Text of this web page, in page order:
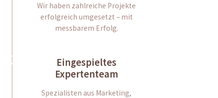
Wir haben zahlreiche Projekte
erfolgreich umgesetzt – mit
messbarem Erfolg.
Eingespieltes
Expertenteam
Spezialisten aus Marketing,